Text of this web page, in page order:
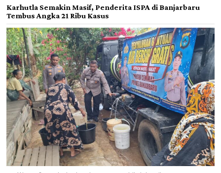
Karhutla Semakin Masif, Penderita ISPA di Banjarbaru
Tembus Angka 21 Ribu Kasus